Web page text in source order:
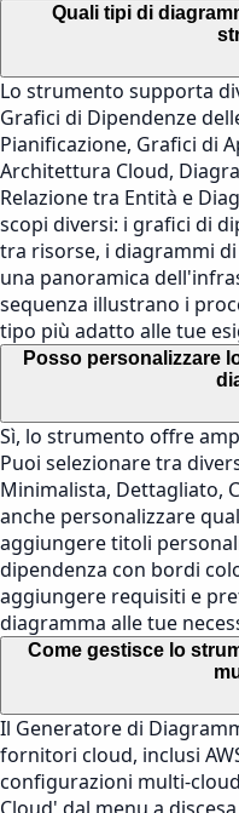
Quali tipi di
Lo strumento supporta
Grafici di Dipendenze
Pianificazione, Grafici di
Architettura Cloud,
Relazione tra Entità e
scopi diversi: i grafici di
tra risorse, i diagrammi
una panoramica
sequenza illustrano i
tipo più adatto alle tue
Posso personalizzare
Sì, lo strumento offre
Puoi selezionare tra
Minimalista, Dettagliato,
anche personalizzare
aggiungere titoli
dipendenza con bordi
aggiungere requisiti e
diagramma alle tue
Come gestisce lo
Il Generatore di
fornitori cloud, inclusi
configurazioni multi-